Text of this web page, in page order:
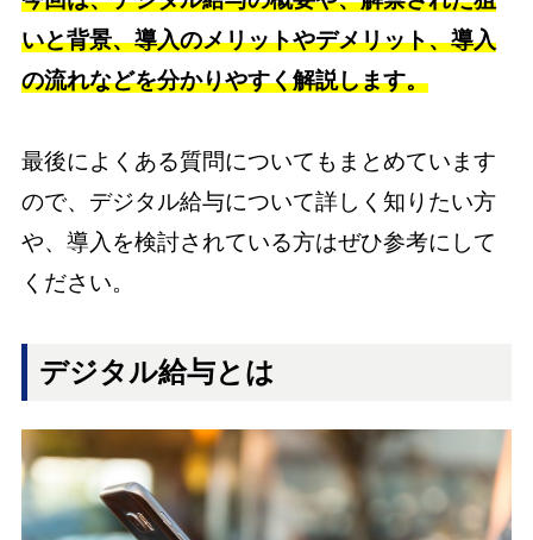
いと背景、導入のメリットやデメリット、導入
の流れなどを分かりやすく解説します。
最後によくある質問についてもまとめています
ので、デジタル給与について詳しく知りたい方
や、導入を検討されている方はぜひ参考にして
ください。
デジタル給与とは